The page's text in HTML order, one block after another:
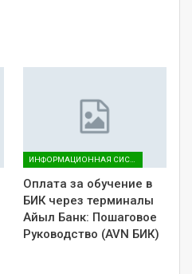
Оплата за обучение в
БИК через терминалы
Айыл Банк: Пошаговое
Руководство (AVN БИК)